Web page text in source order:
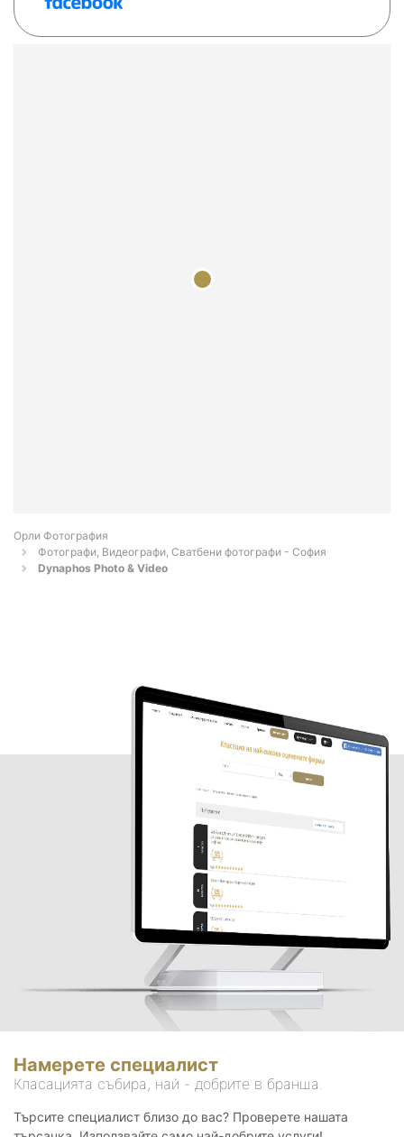
Орли Фотография
Фотографи, Видеографи, Сватбени фотографи - София
Dynaphos Photo & Video
Намерете специалист
Класацията събира, най - добрите в бранша.
Търсите специалист близо до вас? Проверете нашата